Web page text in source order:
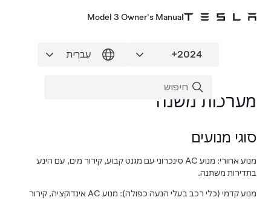
Model 3 Owner's Manual
מערכות משנה
סוגי מנועים
מנוע אחורי: מנוע AC סינכרוני עם מגנט קבוע, קירור מים, עם הינע
בתדירות משתנה.
מנוע קדמי (כלי רכב בעלי הנעה כפולה): מנוע AC אינדוקציה, קירור